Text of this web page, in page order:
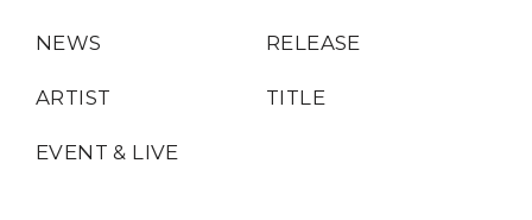
NEWS RELEASE
ARTIST TITLE
EVENT & LIVE